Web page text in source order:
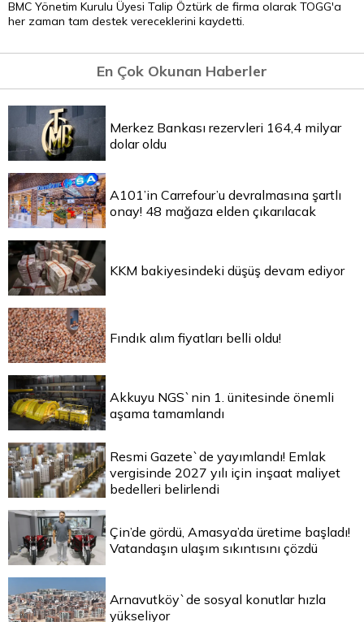
BMC Yönetim Kurulu Üyesi Talip Öztürk de firma olarak TOGG'a
her zaman tam destek vereceklerini kaydetti.
En Çok Okunan Haberler
Merkez Bankası rezervleri 164,4 milyar
dolar oldu
A101’in Carrefour’u devralmasına şartlı
onay! 48 mağaza elden çıkarılacak
KKM bakiyesindeki düşüş devam ediyor
Fındık alım fiyatları belli oldu!
Akkuyu NGS`nin 1. ünitesinde önemli
aşama tamamlandı
Resmi Gazete`de yayımlandı! Emlak
vergisinde 2027 yılı için inşaat maliyet
bedelleri belirlendi
Çin’de gördü, Amasya’da üretime başladı!
Vatandaşın ulaşım sıkıntısını çözdü
Arnavutköy`de sosyal konutlar hızla
yükseliyor